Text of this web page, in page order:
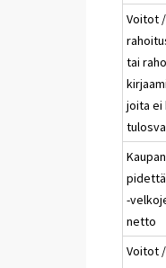
Voitot
tai
joita ei
-
netto
Voitot